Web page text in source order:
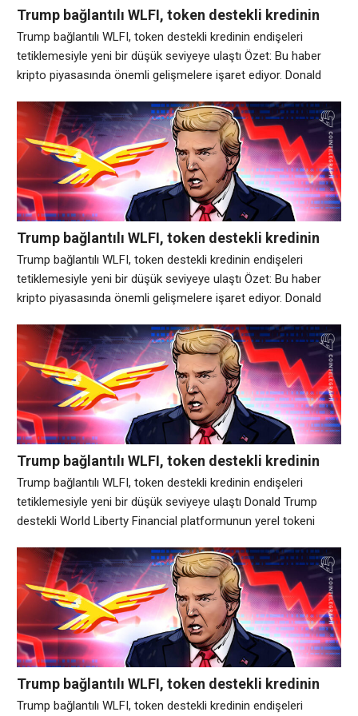
Trump bağlantılı WLFI, token destekli kredinin
endişeleri tetiklemesiyle yeni bir düşük seviyeye
ulaştı
Trump bağlantılı WLFI, token destekli kredinin endişeleri
tetiklemesiyle yeni bir düşük seviyeye ulaştı Özet: Bu haber
kripto piyasasında önemli gelişmelere işaret ediyor. Donald
tokeni WLFI, kripto kullanıcılarının projenin kredi almak için
büyük miktarda kendi tokenini kullandığının ortaya çıkmasının
ardından endişelerini dile getirmesiyle Cumartesi günü tüm
zamanların en düşük
Trump bağlantılı WLFI, token destekli kredinin
endişeleri tetiklemesiyle yeni bir düşük seviyeye
ulaştı
Trump bağlantılı WLFI, token destekli kredinin endişeleri
tetiklemesiyle yeni bir düşük seviyeye ulaştı Özet: Bu haber
kripto piyasasında önemli gelişmelere işaret ediyor. Donald
tokeni WLFI, kripto kullanıcılarının projenin kredi almak için
büyük miktarda kendi tokenini kullandığının ortaya çıkmasının
ardından endişelerini dile getirmesiyle Cumartesi günü tüm
zamanların en düşük
Trump bağlantılı WLFI, token destekli kredinin
endişeleri tetiklemesiyle yeni bir düşük seviyeye
ulaştı
Trump bağlantılı WLFI, token destekli kredinin endişeleri
tetiklemesiyle yeni bir düşük seviyeye ulaştı Donald Trump
destekli World Liberty Financial platformunun yerel tokeni
miktarda kendi tokenini kullandığının ortaya çıkmasının
ardından endişelerini dile getirmesiyle Cumartesi günü tüm
zamanların en düşük seviyesine geriledi. CoinMarketCap
verilerine göre, geçtiğimiz Eylül ayında ulaştığı
Trump bağlantılı WLFI, token destekli kredinin
endişeleri tetiklemesiyle yeni bir düşük seviyeye
Trump bağlantılı WLFI, token destekli kredinin endişeleri